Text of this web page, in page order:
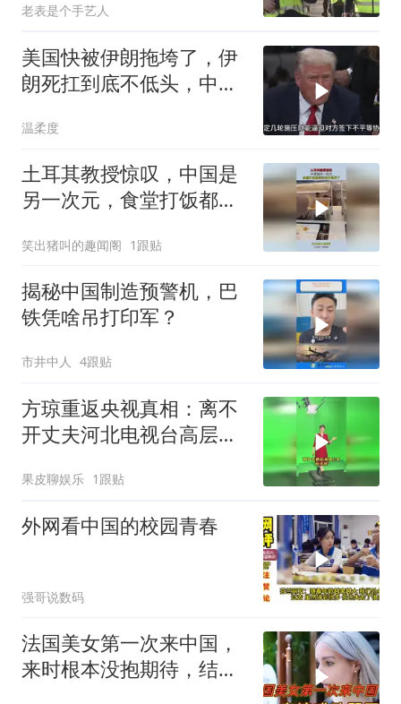
老表是个手艺人
美国快被伊朗拖垮了，伊
朗死扛到底不低头，中国
温柔度
土耳其教授惊叹，中国是
另一次元，食堂打饭都高
笑出猪叫的趣闻阁 1跟贴
揭秘中国制造预警机，巴
铁凭啥吊打印军？
市井中人 4跟贴
方琼重返央视真相：离不
开丈夫河北电视台高层的
果皮聊娱乐 1跟贴
外网看中国的校园青春
强哥说数码
法国美女第一次来中国，
来时根本没抱期待，结果